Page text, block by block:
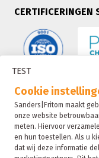
TEST
Cookie
Sanders|Fritom maakt
onze website
meten. Hiervoor
en hun toestellen. Als u
dat wij deze informatie
CERTIFICERINGEN